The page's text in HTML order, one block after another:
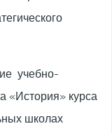
учебно-
«История» курса
школах